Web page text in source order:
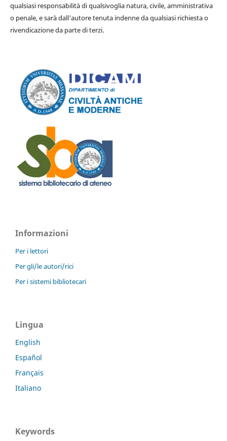
qualsiasi responsabilità di qualsivoglia natura, civile, amministrativa
o penale, e sarà dall'autore tenuta indenne da qualsiasi richiesta o
rivendicazione da parte di terzi.
Informazioni
Per i lettori
Per gli/le autori/rici
Per i sistemi bibliotecari
Lingua
English
Español
Français
Italiano
Keywords